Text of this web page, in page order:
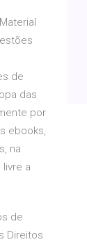
de
das
por
ebooks,
na
a
de
Direitos